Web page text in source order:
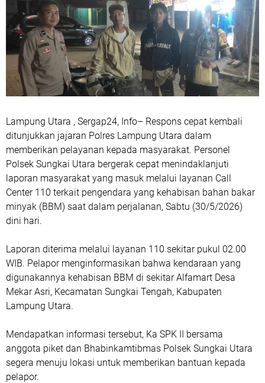
Lampung Utara , Sergap24, Info– Respons cepat kembali
ditunjukkan jajaran Polres Lampung Utara dalam
memberikan pelayanan kepada masyarakat. Personel
Polsek Sungkai Utara bergerak cepat menindaklanjuti
laporan masyarakat yang masuk melalui layanan Call
Center 110 terkait pengendara yang kehabisan bahan bakar
minyak (BBM) saat dalam perjalanan, Sabtu (30/5/2026)
dini hari.
Laporan diterima melalui layanan 110 sekitar pukul 02.00
WIB. Pelapor menginformasikan bahwa kendaraan yang
digunakannya kehabisan BBM di sekitar Alfamart Desa
Mekar Asri, Kecamatan Sungkai Tengah, Kabupaten
Lampung Utara.
Mendapatkan informasi tersebut, Ka SPK II bersama
anggota piket dan Bhabinkamtibmas Polsek Sungkai Utara
segera menuju lokasi untuk memberikan bantuan kepada
pelapor.